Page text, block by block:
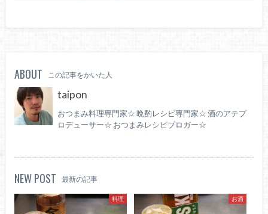
ABOUT この記事をかいた人
taipon
おつまみ料理専門家☆ 晩酌レシピ専門家☆ 酒のアテプ
ロデューサー☆ おつまみレシピブロガー☆
NEW POST 最新の記事
料理 お酒